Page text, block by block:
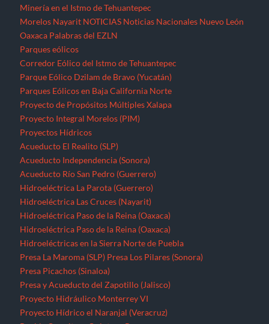
Acueducto Independencia (Sonora)
Acueducto Río San Pedro (Guerrero)
Hidroeléctrica La Parota (Guerrero)
Hidroeléctrica Las Cruces (Nayarit)
Hidroeléctrica Paso de la Reina (Oaxaca)
Hidroeléctrica Paso de la Reina (Oaxaca)
Hidroeléctricas en la Sierra Norte de Puebla
Presa La Maroma (SLP) Presa Los Pilares (Sonora)
Presa Picachos (Sinaloa)
Presa y Acueducto del Zapotillo (Jalisco)
Proyecto Hidráulico Monterrey VI
Proyecto Hídrico el Naranjal (Veracruz)
Puebla QuerétaroQuintana Roo
Recursos forestales
Extracción de maderas preciosas en Ostula (Michoacán)
San Luis Potosí
Seminario “El pensamiento crítico frente a la hidra
capitalista”
Sinaloa SonoraTabasco Tamaulipas TlaxcalaTren Maya
VeracruzViolencia contra periodistas
Zonas de Desarrollo Económico y Social (ZODES) Ciudad de
México
¿Qué es un megaproyecto?